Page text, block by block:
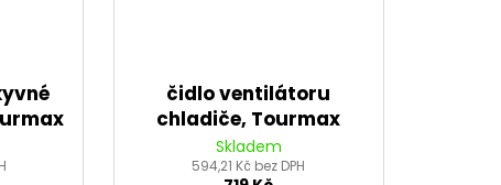
čidlo ventilátoru
chladiče, Tourmax
Skladem
594,21 Kč bez DPH